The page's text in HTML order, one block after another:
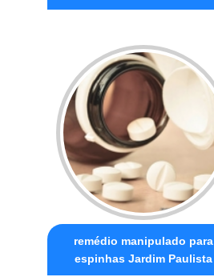
remédio manipulado para
espinhas Jardim Paulista